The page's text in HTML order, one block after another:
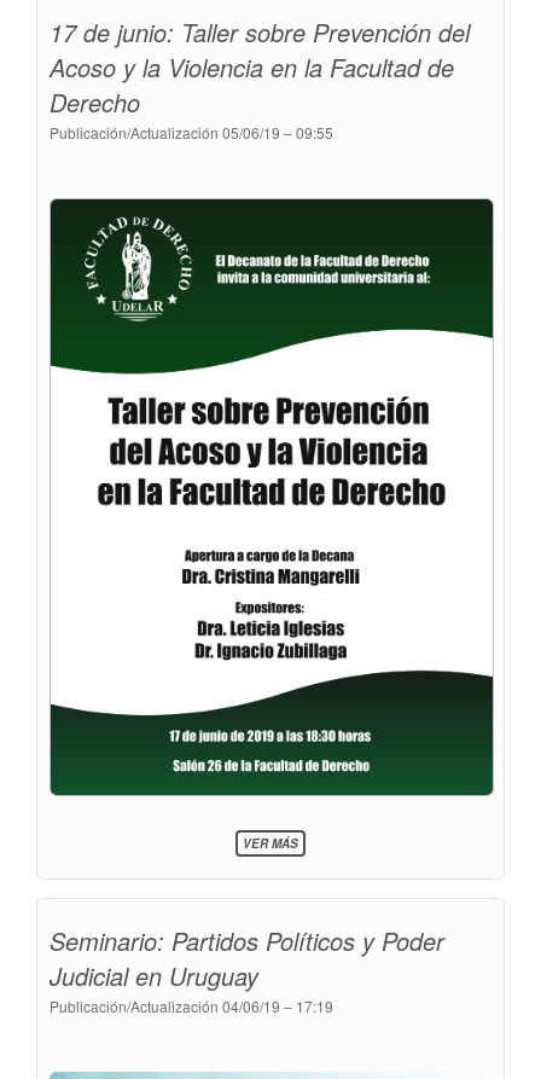
LA
CONVENCIÓN
AMERICANA
HUMANOS
17 de junio: Taller sobre Prevención del
Acoso y la Violencia en la Facultad de
Derecho
Publicación/Actualización 05/06/19 – 09:55
VER MÁSSOBRE
17
SOBRE
PREVENCIÓN
Y
Seminario: Partidos Políticos y Poder
Judicial en Uruguay
Publicación/Actualización 04/06/19 – 17:19